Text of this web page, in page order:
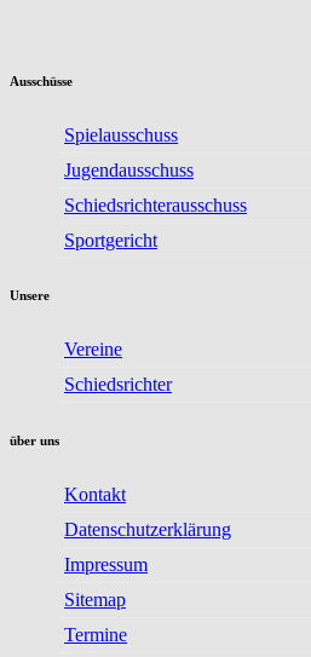
Ausschüsse
Spielausschuss
Jugendausschuss
Schiedsrichterausschuss
Sportgericht
Unsere
Vereine
Schiedsrichter
über uns
Kontakt
Datenschutzerklärung
Impressum
Sitemap
Termine